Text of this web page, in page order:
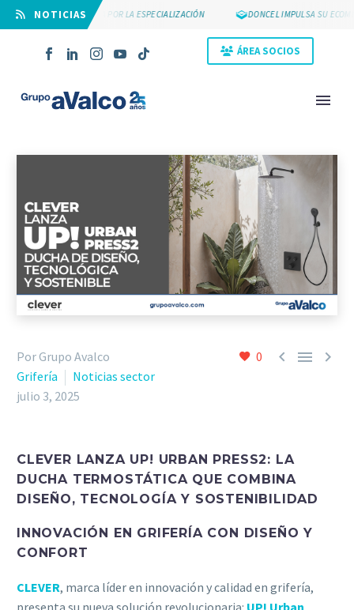
⠀NOTICIAS
SUYCAL 2000 APUESTA POR LA ESPECIALIZACIÓN DONCEL IMPULSA SU
ÁREA SOCIOS
0   
Por Grupo Avalco
Grifería
Noticias sector
julio 3, 2025
CLEVER LANZA UP! URBAN PRESS2: LA
DUCHA TERMOSTÁTICA QUE COMBINA
DISEÑO, TECNOLOGÍA Y SOSTENIBILIDAD
INNOVACIÓN EN GRIFERÍA CON DISEÑO Y
CONFORT
CLEVER, marca líder en innovación y calidad en grifería,
presenta su nueva solución revolucionaria: UP! Urban